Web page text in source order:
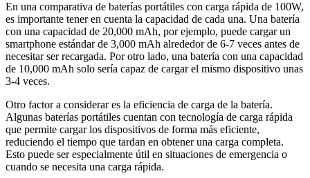
En una comparativa de baterías portátiles con carga rápida de 100W,
es importante tener en cuenta la capacidad de cada una. Una batería
con una capacidad de 20,000 mAh, por ejemplo, puede cargar un
smartphone estándar de 3,000 mAh alrededor de 6-7 veces antes de
necesitar ser recargada. Por otro lado, una batería con una capacidad
de 10,000 mAh solo sería capaz de cargar el mismo dispositivo unas
3-4 veces.
Otro factor a considerar es la eficiencia de carga de la batería.
Algunas baterías portátiles cuentan con tecnología de carga rápida
que permite cargar los dispositivos de forma más eficiente,
reduciendo el tiempo que tardan en obtener una carga completa.
Esto puede ser especialmente útil en situaciones de emergencia o
cuando se necesita una carga rápida.